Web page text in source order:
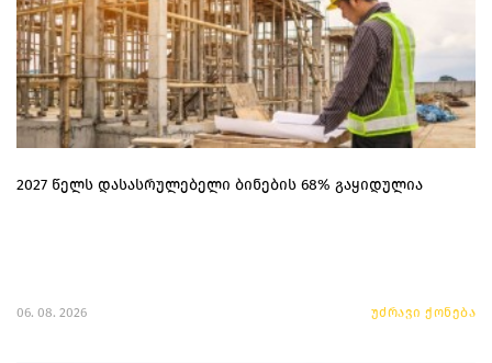
2027 წელს დასასრულებელი ბინების 68% გაყიდულია
06. 08. 2026 უძრავი ქონება